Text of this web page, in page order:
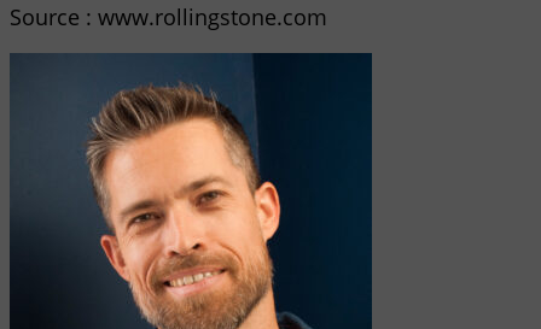
Source : www.rollingstone.com